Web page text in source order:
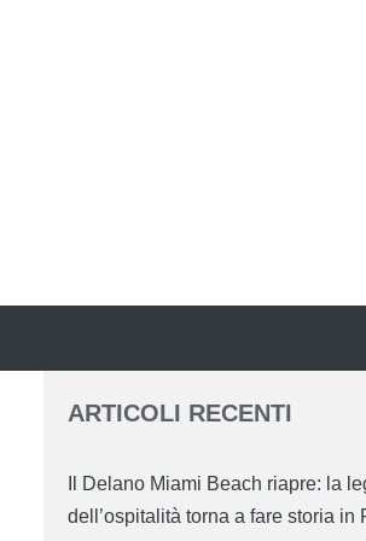
ARTICOLI RECENTI
Il Delano Miami Beach riapre: la
dell’ospitalità torna a fare storia in